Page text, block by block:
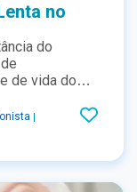
no
do
de vida do
como
e os
e